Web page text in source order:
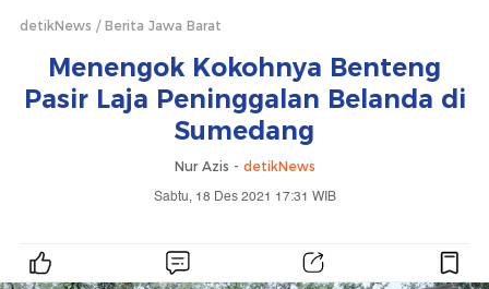
detikNews Berita Jawa Barat
Menengok Kokohnya Benteng
Pasir Laja Peninggalan Belanda di
Sumedang
Nur Azis - detikNews
Sabtu, 18 Des 2021 17:31 WIB